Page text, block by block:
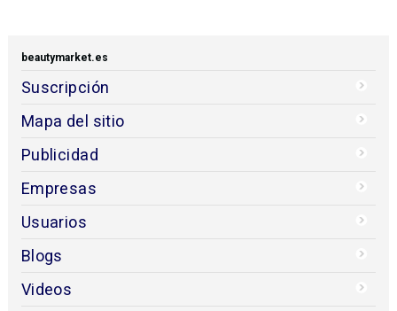
beautymarket.es
Suscripción
Mapa del sitio
Publicidad
Empresas
Usuarios
Blogs
Videos